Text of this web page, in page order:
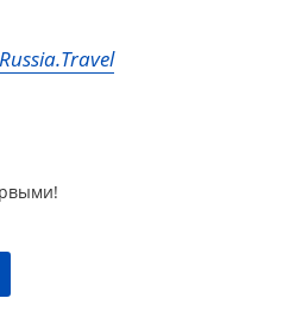
Russia.Travel